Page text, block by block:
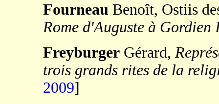
Fourneau Benoît, Ostiis
Rome d'Auguste à
Freyburger Gérard,
trois grands rites de la
2009]